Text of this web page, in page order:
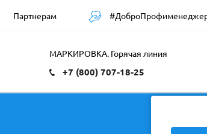
Партнерам
МАРКИРОВКА. Горячая линия
+7 (800) 707-18-25